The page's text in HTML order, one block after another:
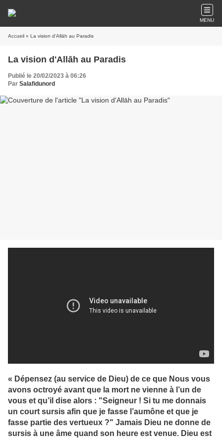
MENU
Accueil » La vision d'Allāh au Paradis
La vision d'Allāh au Paradis
Publié le 20/02/2023 à 06:26
Par Salafidunord
« Dépensez (au service de Dieu) de ce que Nous vous
avons octroyé avant que la mort ne vienne à l’un de
vous et qu’il dise alors : "Seigneur ! Si tu me donnais
un court sursis afin que je fasse l’aumône et que je
fasse partie des vertueux ?" Jamais Dieu ne donne de
sursis à une âme quand son heure est venue. Dieu est